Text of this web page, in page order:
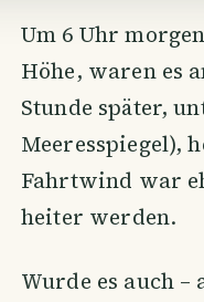
Um 6 Uhr
Höhe, waren es
Stunde später,
Meeresspiegel),
Fahrtwind war
heiter werden.
Wurde es auch